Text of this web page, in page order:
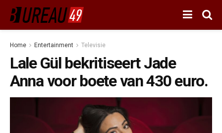
Home Entertainment Televisie
Lale Gül bekritiseert Jade
Anna voor boete van 430 euro.